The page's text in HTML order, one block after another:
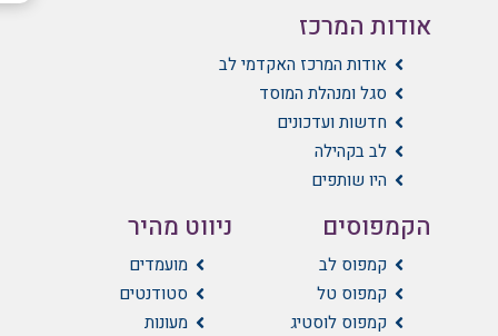
אודות המרכז
אודות המרכז האקדמי לב
סגל ומנהלת המוסד
חדשות ועדכונים
לב בקהילה
היו שותפים
הקמפוסים
קמפוס לב
קמפוס טל
קמפוס לוסטיג
ניווט מהיר
מועמדים
סטודנטים
מעונות